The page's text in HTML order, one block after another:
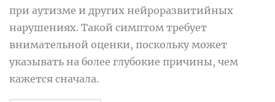
при аутизме и других нейроразвитийных
нарушениях. Такой симптом требует
внимательной оценки, поскольку может
указывать на более глубокие причины, чем
кажется сначала.